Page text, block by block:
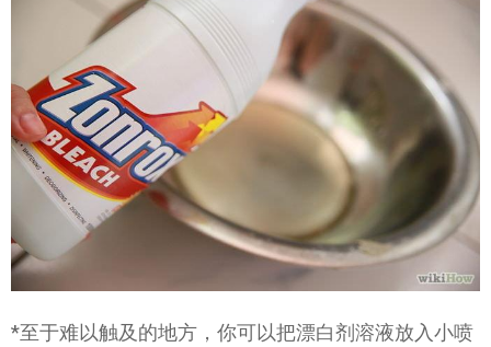
*至于难以触及的地方，你可以把漂白剂溶液放入小喷